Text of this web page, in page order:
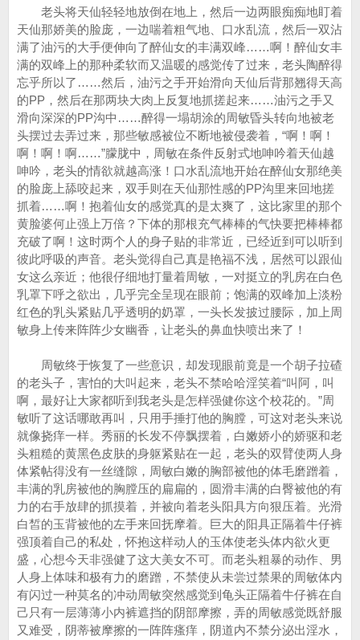
老头将天仙轻轻地放倒在地上，然后一边两眼痴痴地盯着
天仙那娇美的脸庞，一边喘着粗气地、口水乱流，然后一双沾
满了油污的大手便伸向了醉仙女的丰满双峰……啊！醉仙女丰
满的双峰上的那种柔软而又温暖的感觉传了过来，老头陶醉得
忘乎所以了……然后，油污之手开始滑向天仙后背那翘得天高
的PP，然后在那两块大肉上反复地抓搓起来……油污之手又
滑向深深的PP沟中……醉得一塌胡涂的周敏昏头转向地被老
头摆过去弄过来，那些敏感被位不断地被侵袭着，“啊！啊！
啊！啊！啊……”朦胧中，周敏在条件反射式地呻吟着天仙越
呻吟，老头的情欲就越高涨！口水乱流地开始在醉仙女那绝美
的脸庞上舔咬起来，双手则在天仙那性感的PP沟里来回地搓
抓着……啊！抱着仙女的感觉真的是太爽了，这比家里的那个
黄脸婆何止强上万倍？下体的那根充气棒棒的气快要把棒棒都
充破了啊！这时两个人的身子贴的非常近，已经近到可以听到
彼此呼吸的声音。老头觉得自己真是艳福不浅，居然可以跟仙
女这么亲近；他很仔细地打量着周敏，一对挺立的乳房在白色
乳罩下呼之欲出，几乎完全呈现在眼前；饱满的双峰加上淡粉
红色的乳头紧贴几乎透明的奶罩，一头长发披过腰际，加上周
敏身上传来阵阵少女幽香，让老头的鼻血快喷出来了！
周敏终于恢复了一些意识，却发现眼前竟是一个胡子拉碴
的老头子，害怕的大叫起来，老头不禁哈哈淫笑着“叫阿，叫
啊，最好让大家都听到我老头是怎样强健你这个校花的。”周
敏听了这话哪敢再叫，只用手捶打他的胸膛，可这对老头来说
就像挠痒一样。秀丽的长发不停飘摆着，白嫩娇小的娇驱和老
头粗糙的黄黑色皮肤的身躯紧贴在一起，老头的双臂使两人身
体紧帖得没有一丝缝隙，周敏白嫩的胸部被他的体毛磨蹭着，
丰满的乳房被他的胸膛压的扁扁的，圆滑丰满的白臀被他的有
力的右手放肆的抓摸着，并被向着老头阳具方向狠压着。光滑
白皙的玉背被他的左手来回抚摩着。巨大的阳具正隔着牛仔裤
强顶着自己的私处，怀抱这样动人的玉体使老头体内欲火更
盛，心想今天非强健了这大美女不可。而老头粗暴的动作、男
人身上体味和极有力的磨蹭，不禁使从未尝过禁果的周敏体内
有闪过一种莫名的冲动周敏突然感觉到龟头正隔着牛仔裤在自
己只有一层薄薄小内裤遮挡的阴部摩擦，弄的周敏感觉既舒服
又难受，阴蒂被摩擦的一阵阵瘙痒，阴道内不禁分泌出淫水，